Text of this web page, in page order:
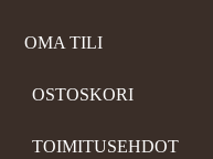
OMA TILI
OSTOSKORI
TOIMITUSEHDOT